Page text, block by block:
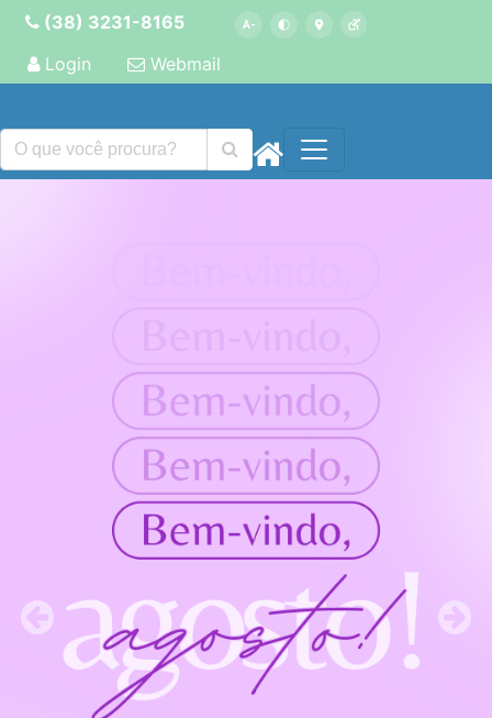
(38) 3231-8165
Login
Webmail
Previous Next